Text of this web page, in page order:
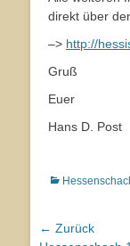
direkt über
–> http://
Gruß
Euer
Hans D. Post
Kategorien
← Zurück